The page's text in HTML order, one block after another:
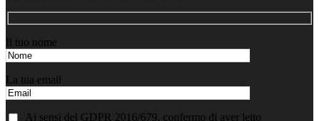
Il tuo nome
La tua email
Ai sensi del GDPR 2016/679, confermo di aver letto